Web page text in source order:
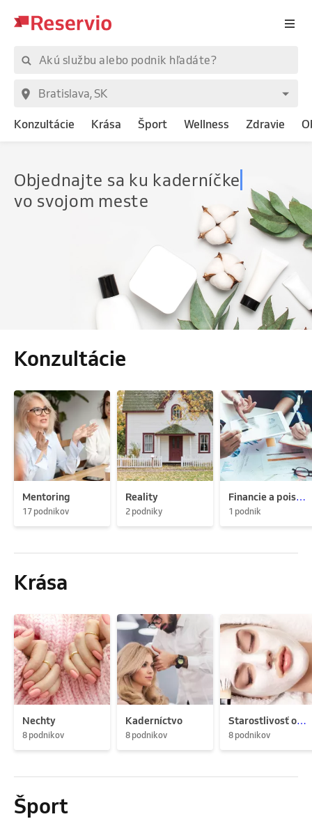
Konzultácie Krása Šport Wellness Zdravie
Objednajte sa
vo svojom meste
Konzultácie
Mentoring
17 podnikov
Reality
2 podniky
Financie a poistenie
1 podnik
Krása
Nechty
8 podnikov
Kaderníctvo
8 podnikov
Starostlivosť o pleť
8 podnikov
Šport